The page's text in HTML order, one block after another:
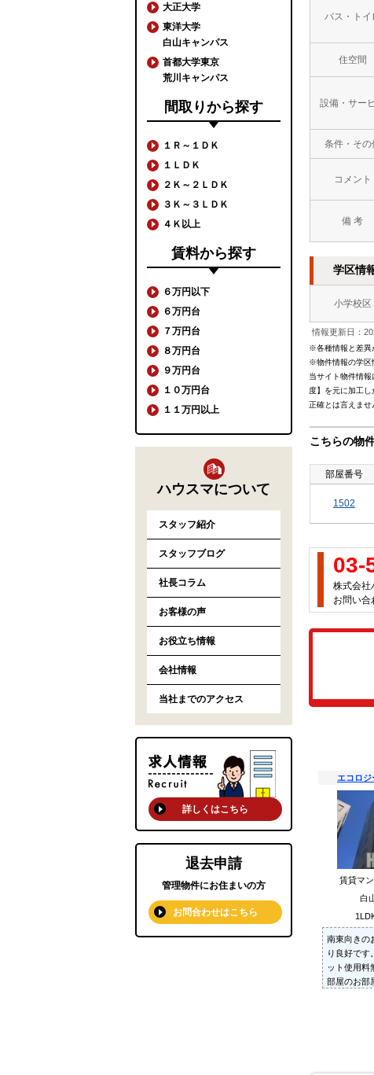
バス・トイ
住空間
設備・サー
条件・その
コメント
備 考
学区情
小学校区
情報更新日：
※各種情報と差異
※物件情報の学区
当サイト物件情
度】を元に加工
正確とは言えませ
こちらの物
部屋番号
1502
03-
株式会
お問い
エコロジ
賃貸マ
白
南東向きの
り良好です
ット使用料
部屋のお部
大正大学
東洋大学
白山キャンパス
首都大学東京
荒川キャンパス
間取りから探す
１Ｒ～１ＤＫ
１ＬＤＫ
２Ｋ～２ＬＤＫ
３Ｋ～３ＬＤＫ
４Ｋ以上
賃料から探す
６万円以下
６万円台
７万円台
８万円台
９万円台
１０万円台
１１万円以上
ハウスマについて
スタッフ紹介
スタッフブログ
社長コラム
お客様の声
お役立ち情報
会社情報
当社までのアクセス
詳しくはこちら
退去申請
管理物件にお住まいの方
お問合わせはこちら